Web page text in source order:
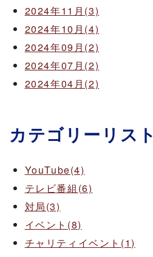
2024年11月(3)
2024年10月(4)
2024年09月(2)
2024年07月(2)
2024年04月(2)
カテゴリーリスト
YouTube(4)
テレビ番組(6)
対局(3)
イベント(8)
チャリティイベント(1)